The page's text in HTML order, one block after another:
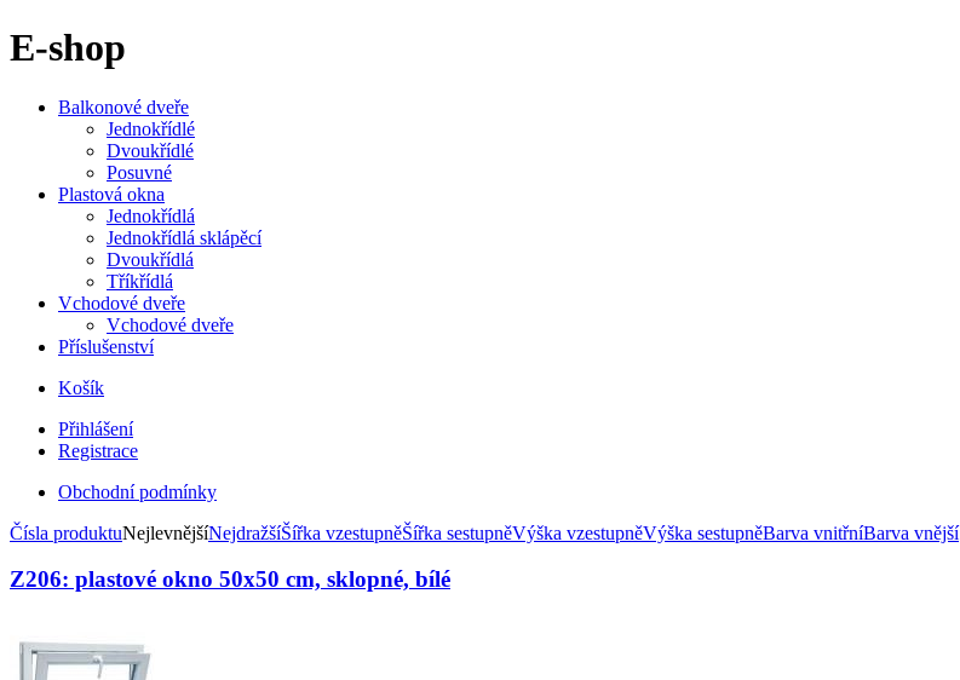
E-shop
Balkonové dveře
Jednokřídlé
Dvoukřídlé
Posuvné
Plastová okna
Jednokřídlá
Jednokřídlá sklápěcí
Dvoukřídlá
Tříkřídlá
Vchodové dveře
Vchodové dveře
Příslušenství
Košík
Přihlášení
Registrace
Obchodní podmínky
Čísla produktuNejlevnějšíNejdražšíŠířka vzestupněŠířka sestupněVýška vzestupněVýška sestupněBarva vnitřníBarva vnější
Z206: plastové okno 50x50 cm, sklopné, bílé